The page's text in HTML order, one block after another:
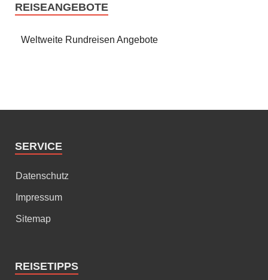
REISEANGEBOTE
Weltweite Rundreisen Angebote
SERVICE
Datenschutz
Impressum
Sitemap
REISETIPPS